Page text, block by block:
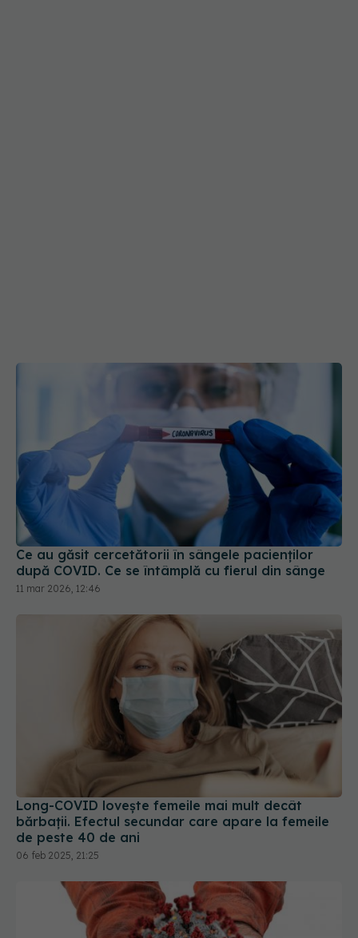
Ce au găsit cercetătorii în sângele pacienților
după COVID. Ce se întâmplă cu fierul din sânge
11 mar 2026, 12:46
Long-COVID lovește femeile mai mult decât
bărbații. Efectul secundar care apare la femeile
de peste 40 de ani
06 feb 2025, 21:25